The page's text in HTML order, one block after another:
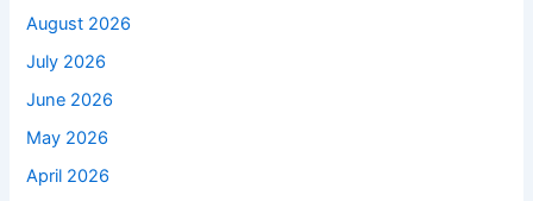
August 2026
July 2026
June 2026
May 2026
April 2026